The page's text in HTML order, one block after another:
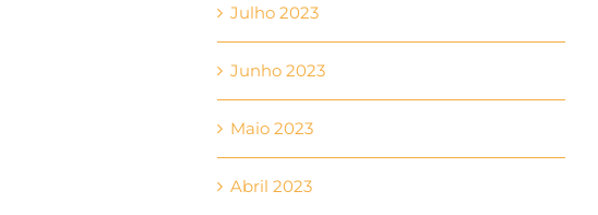
Julho 2023
Junho 2023
Maio 2023
Abril 2023